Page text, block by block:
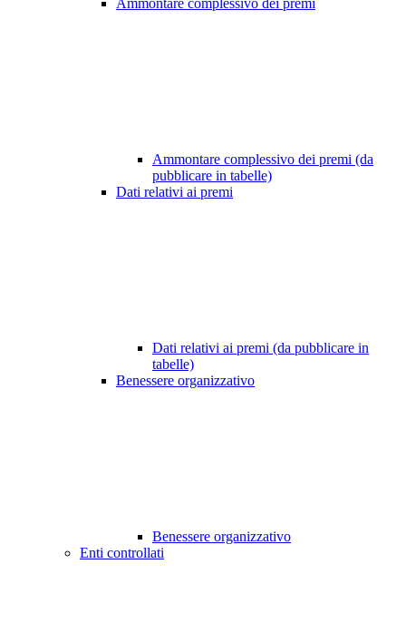
Ammontare complessivo dei premi
Ammontare complessivo dei premi (da
pubblicare in tabelle)
Dati relativi ai premi
Dati relativi ai premi (da pubblicare in
tabelle)
Benessere organizzativo
Benessere organizzativo
Enti controllati